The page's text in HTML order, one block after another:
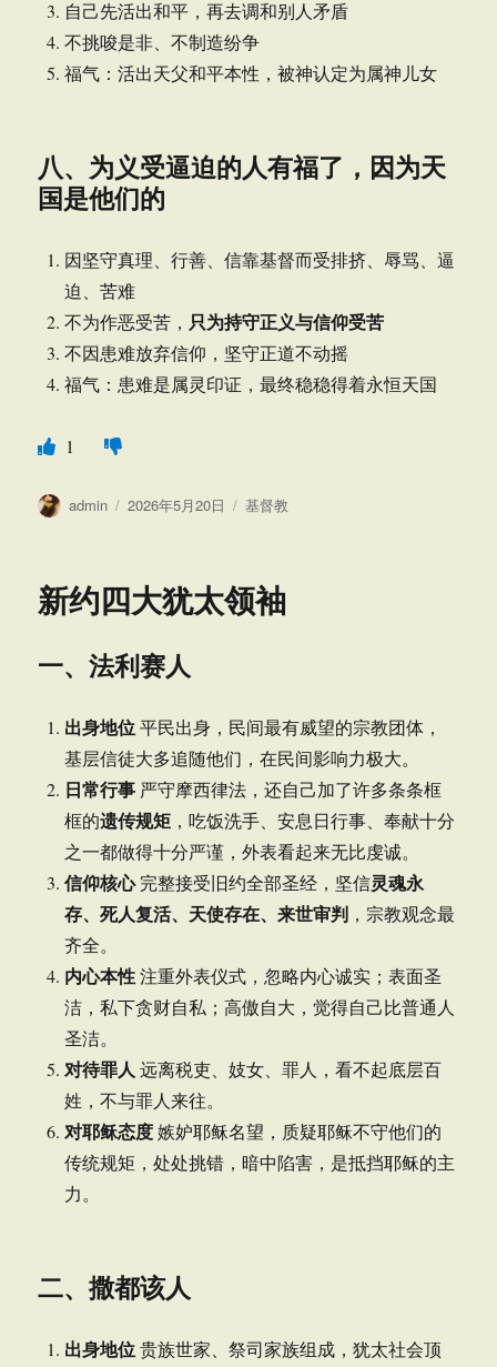
自己先活出和平，再去调和别人矛盾
不挑唆是非、不制造纷争
福气：活出天父和平本性，被神认定为属神儿女
八、为义受逼迫的人有福了，因为天
国是他们的
因坚守真理、行善、信靠基督而受排挤、辱骂、逼
迫、苦难
不为作恶受苦， 只为持守正义与信仰受苦
不因患难放弃信仰，坚守正道不动摇
福气：患难是属灵印证，最终稳稳得着永恒天国
1
作
admin
发
2026年5月20日
分
基督教
新约四大犹太领袖
一、法利赛人
出身地位平民出身，民间最有威望的宗教团体，
基层信徒大多追随他们，在民间影响力极大。
日常行事 严守摩西律法，还自己加了许多条条框
框的遗传规矩 ，吃饭洗手、安息日行事、奉献十分
之一都做得十分严谨，外表看起来无比虔诚。
信仰核心完整接受旧约全部圣经，坚信灵魂永
存、死人复活、天使存在、来世审判 ，宗教观念最
齐全。
内心本性注重外表仪式，忽略内心诚实；表面圣
洁，私下贪财自私；高傲自大，觉得自己比普通人
圣洁。
对待罪人 远离税吏、妓女、罪人，看不起底层百
姓，不与罪人来往。
对耶稣态度嫉妒耶稣名望，质疑耶稣不守他们的
传统规矩，处处挑错，暗中陷害，是抵挡耶稣的主
力。
二、撒都该人
出身地位贵族世家、祭司家族组成，犹太社会顶